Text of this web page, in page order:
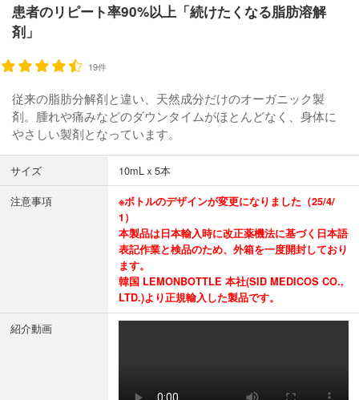
患者のリピート率90%以上「続けたくなる脂肪溶解
剤」
19件
従来の脂肪分解剤と違い、天然成分だけのオーガニック製
剤。腫れや痛みなどのダウンタイムがほとんどなく、身体に
やさしい製剤となっています。
サイズ
10mLｘ5本
注意事項
※ボトルのデザインが変更になりました（25/4/
1）
本製品は日本輸入時に改正薬機法に基づく日本語
表記作業と検品のため、外箱を一度開封しており
ます。
韓国 LEMONBOTTLE 本社(SID MEDICOS CO.,
LTD.)より正規輸入した製品です。
紹介動画